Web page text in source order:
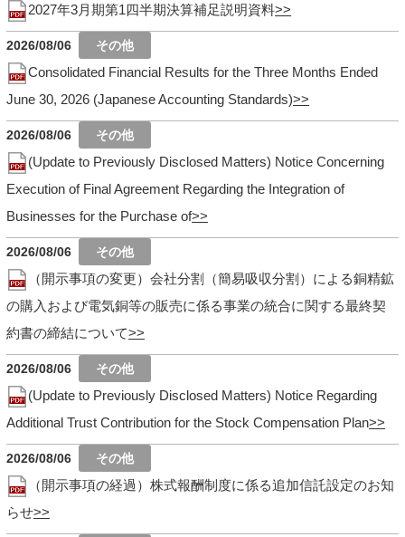
2027年3月期第1四半期決算補足説明資料
2026/08/06
Consolidated Financial Results for the Three Months Ended
June 30, 2026 (Japanese Accounting Standards)
2026/08/06
(Update to Previously Disclosed Matters) Notice Concerning
Execution of Final Agreement Regarding the Integration of
Businesses for the Purchase of
2026/08/06
（開示事項の変更）会社分割（簡易吸収分割）による銅精鉱
の購入および電気銅等の販売に係る事業の統合に関する最終契
約書の締結について
2026/08/06
(Update to Previously Disclosed Matters) Notice Regarding
Additional Trust Contribution for the Stock Compensation Plan
2026/08/06
（開示事項の経過）株式報酬制度に係る追加信託設定のお知
らせ